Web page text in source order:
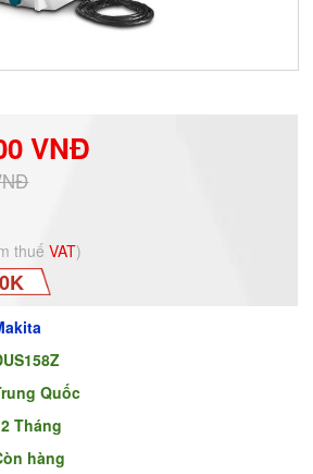
VNĐ
thuếVAT)
Quốc
Tháng
hàng